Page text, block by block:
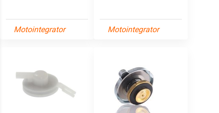
Motointegrator Motointegrator